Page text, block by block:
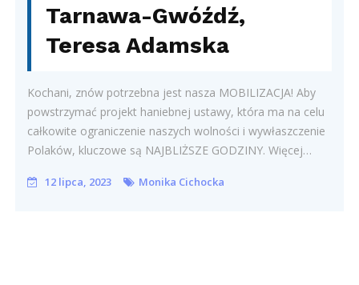
Tarnawa-Gwóźdź,
Teresa Adamska
Kochani, znów potrzebna jest nasza MOBILIZACJA! Aby
powstrzymać projekt haniebnej ustawy, która ma na celu
całkowite ograniczenie naszych wolności i wywłaszczenie
Polaków, kluczowe są NAJBLIŻSZE GODZINY. Więcej…
12 lipca, 2023 Monika Cichocka